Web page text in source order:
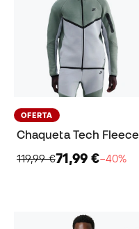
OFERTA
Chaqueta Tech Fleece
119,99 €71,99 €−40%